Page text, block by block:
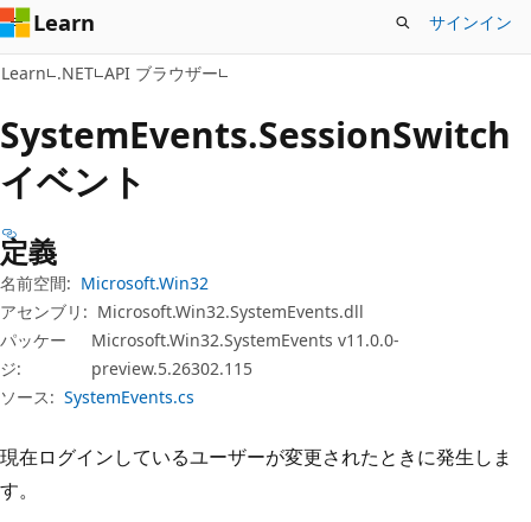
ッ
プ
に
ス
キ
プ
Learn サインイン
Learn .NET API ブラウザー
SystemEvents.SessionSwitch
イベント
定義
名前空間: Microsoft.Win32
アセンブリ: Microsoft.Win32.SystemEvents.dll
パッケー
ジ:
Microsoft.Win32.SystemEvents v11.0.0-
preview.5.26302.115
ソース: SystemEvents.cs
現在ログインしているユーザーが変更されたときに発生しま
す。